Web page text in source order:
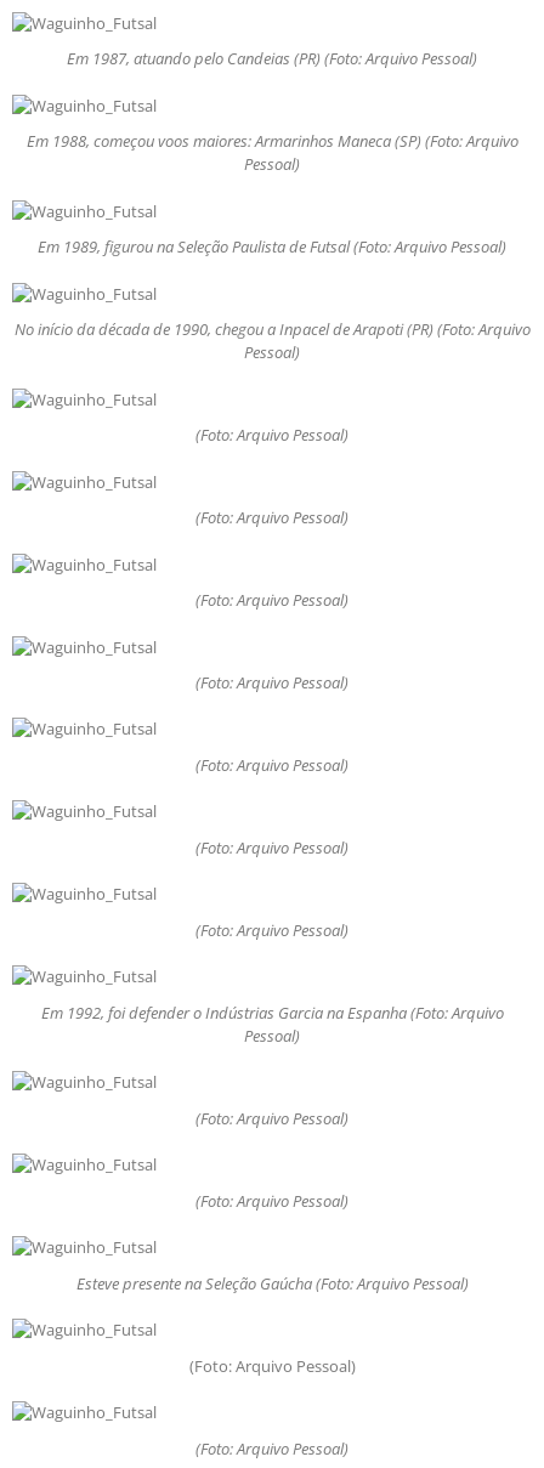
Em 1987, atuando pelo Candeias (PR) (Foto: Arquivo Pessoal)
Em 1988, começou voos maiores: Armarinhos Maneca (SP) (Foto: Arquivo
Pessoal)
Em 1989, figurou na Seleção Paulista de Futsal (Foto: Arquivo Pessoal)
No início da década de 1990, chegou a Inpacel de Arapoti (PR) (Foto: Arquivo
Pessoal)
(Foto: Arquivo Pessoal)
(Foto: Arquivo Pessoal)
(Foto: Arquivo Pessoal)
(Foto: Arquivo Pessoal)
(Foto: Arquivo Pessoal)
(Foto: Arquivo Pessoal)
(Foto: Arquivo Pessoal)
Em 1992, foi defender o Indústrias Garcia na Espanha (Foto: Arquivo
Pessoal)
(Foto: Arquivo Pessoal)
(Foto: Arquivo Pessoal)
Esteve presente na Seleção Gaúcha (Foto: Arquivo Pessoal)
(Foto: Arquivo Pessoal)
(Foto: Arquivo Pessoal)